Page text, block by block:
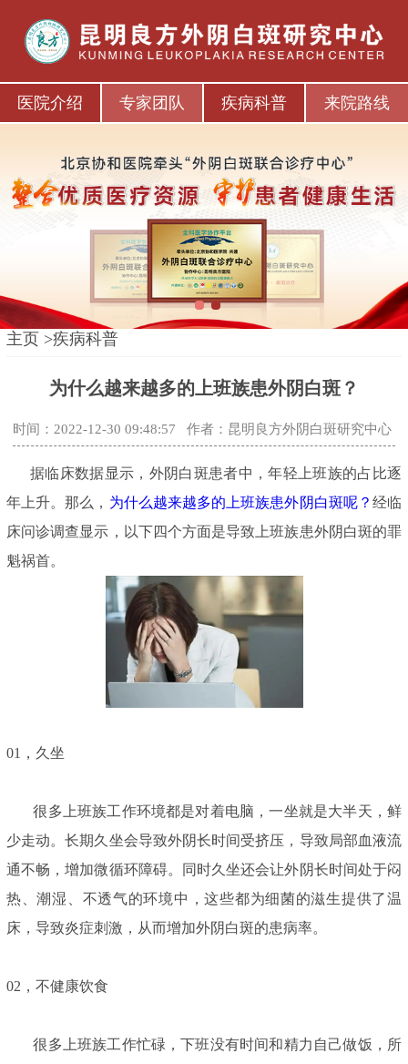
医院介绍 专家团队 疾病科普 来院路线
主页 >疾病科普
为什么越来越多的上班族患外阴白斑？
时间：2022-12-30 09:48:57 作者：昆明良方外阴白斑研究中心
据临床数据显示，外阴白斑患者中，年轻上班族的占比逐
年上升。那么， 为什么越来越多的上班族患外阴白斑呢？ 经临
床问诊调查显示，以下四个方面是导致上班族患外阴白斑的罪
魁祸首。
01，久坐
很多上班族工作环境都是对着电脑，一坐就是大半天，鲜
少走动。长期久坐会导致外阴长时间受挤压，导致局部血液流
通不畅，增加微循环障碍。同时久坐还会让外阴长时间处于闷
热、潮湿、不透气的环境中，这些都为细菌的滋生提供了温
床，导致炎症刺激，从而增加外阴白斑的患病率。
02，不健康饮食
很多上班族工作忙碌，下班没有时间和精力自己做饭，所